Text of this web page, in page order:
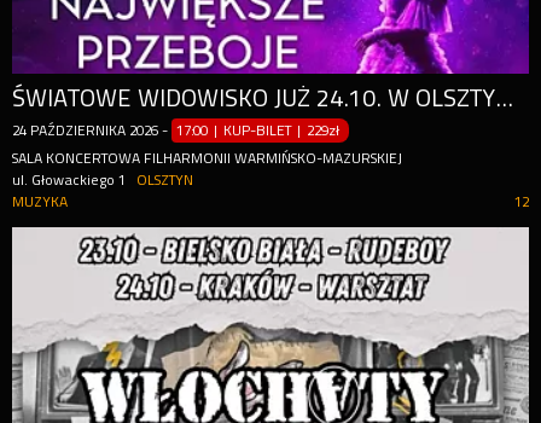
ŚWIATOWE WIDOWISKO JUŻ 24.10. W OLSZTYNIE!
24 PAŹDZIERNIKA 2026 - 17:00 | KUP-BILET | 229zł
SALA KONCERTOWA FILHARMONII WARMIŃSKO-MAZURSKIEJ
ul. Głowackiego 1
OLSZTYN
12
MUZYKA